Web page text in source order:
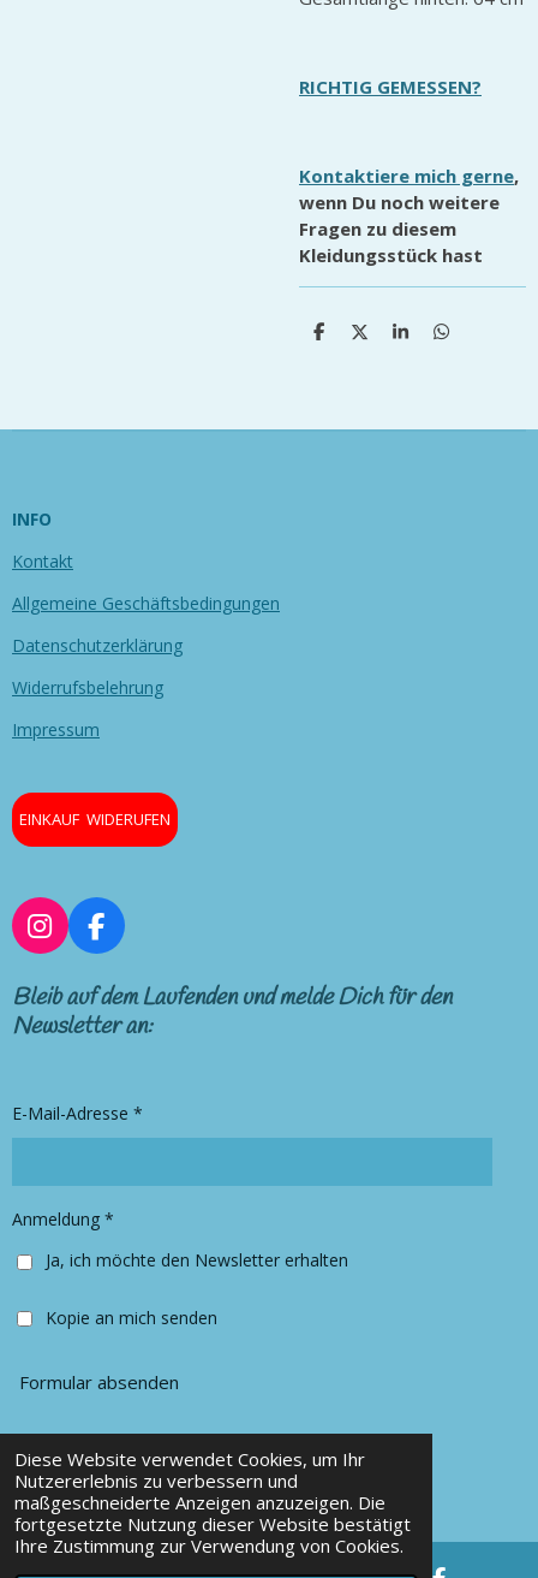
Diese Website verwendet Cookies, um Ihr
Nutzererlebnis zu verbessern und
maßgeschneiderte Anzeigen anzuzeigen. Die
fortgesetzte Nutzung dieser Website bestätigt
Ihre Zustimmung zur Verwendung von Cookies.
RICHTIG GEMESSEN?
Kontaktiere mich gerne,
wenn Du noch weitere
Fragen zu diesem
Kleidungsstück hast
T
n
T
n
T
n
T
n
INFO
Kontakt
Allgemeine Geschäftsbedingungen
Datenschutzerklärung
Widerrufsbelehrung
Impressum
EINKAUF WIDERUFEN
I
n
s
t
a
a
F
a
c
e
b
k
Bleib auf dem Laufenden und melde Dich für den
Newsletter an:
E-Mail-Adresse *
Anmeldung *
Ja, ich möchte den Newsletter erhalten
Kopie an mich senden
Formular absenden
© 2025 Chancy Kleidung
Mit Unterstützung vonWebador